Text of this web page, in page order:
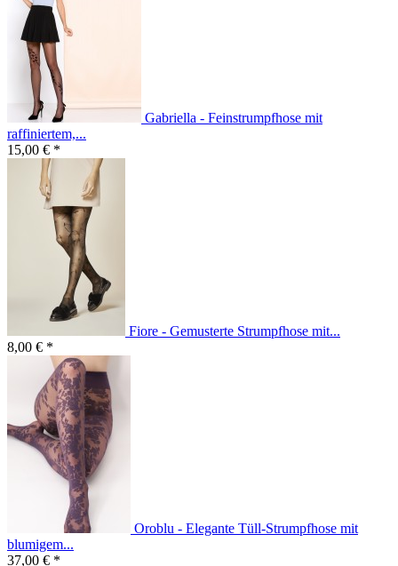
Gabriella - Feinstrumpfhose mit
raffiniertem,...
15,00 € *
Fiore - Gemusterte Strumpfhose mit...
8,00 € *
Oroblu - Elegante Tüll-Strumpfhose mit
blumigem...
37,00 € *